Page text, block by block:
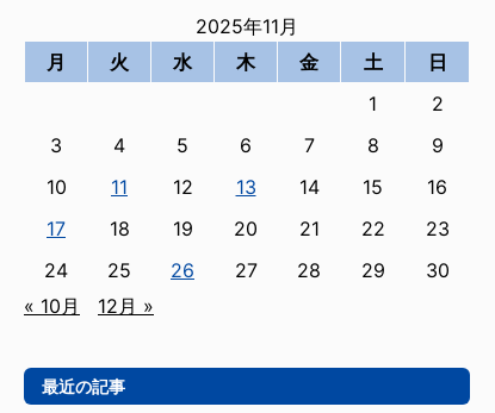
2025年11月
月
火 水 木 金 土
日
1
2
3
4 5 6 7 8
9
10
11 12 13 14 15
16
17
18 19 20 21 22
23
24
25 26 27 28 29
30
« 10月
12月 »
最近の記事